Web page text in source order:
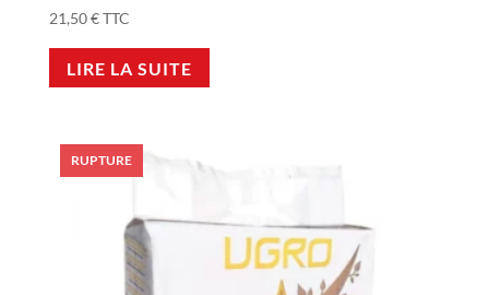
21,50€TTC
LIRE LA SUITE